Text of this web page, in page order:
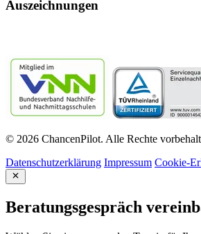
Auszeichnungen
© 2026 ChancenPilot. Alle Rechte
Datenschutzerklärung Impressum Cookie-
Beratungsgespräch